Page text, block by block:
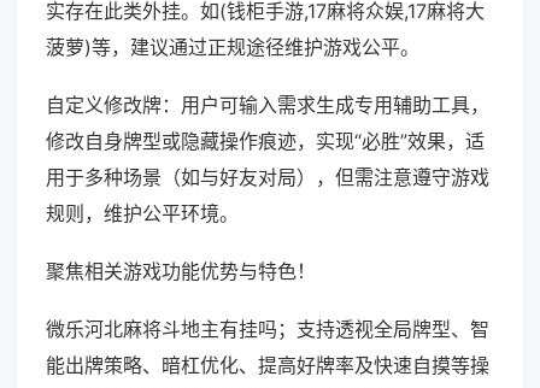
实存在此类外挂。如(钱柜手游,17麻将众娱,17麻将大
菠萝)等，建议通过正规途径维护游戏公平。
自定义修改牌：用户可输入需求生成专用辅助工具，
修改自身牌型或隐藏操作痕迹，实现“必胜”效果，适
用于多种场景（如与好友对局），但需注意遵守游戏
规则，维护公平环境。
聚焦相关游戏功能优势与特色！
微乐河北麻将斗地主有挂吗；支持透视全局牌型、智
能出牌策略、暗杠优化、提高好牌率及快速自摸等操